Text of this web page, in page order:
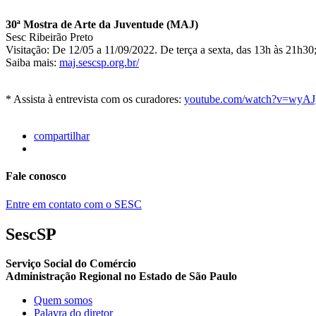
30ª Mostra de Arte da Juventude (MAJ)
Sesc Ribeirão Preto
Visitação: De 12/05 a 11/09/2022. De terça a sexta, das 13h às
Saiba mais: maj.sescsp.org.br/
* Assista à entrevista com os curadores: youtube.com/
compartilhar
Fale conosco
Entre em contato com o SESC
SescSP
Serviço Social do Comércio
Administração Regional no Estado de São Paulo
Quem somos
Palavra do diretor